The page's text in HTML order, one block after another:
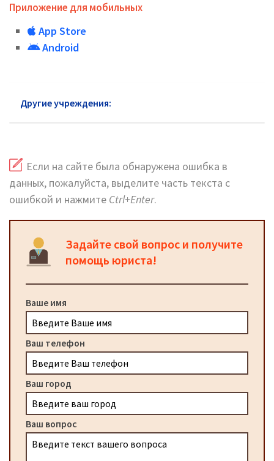
Приложение для мобильных
App Store
Android
Другие учреждения:
Если на сайте была обнаружена ошибка в
данных, пожалуйста, выделите часть текста с
ошибкой и нажмите Ctrl+Enter.
Задайте свой вопрос и получите
помощь юриста!
Ваше имя
Ваш телефон
Ваш город
Ваш вопрос